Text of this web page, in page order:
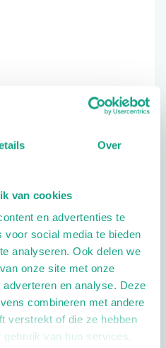
Over
van cookies
en advertenties te
voor social media te bieden
analyseren. Ook delen we
onze site met onze
en analyse. Deze
combineren met andere
verstrekt of die ze hebben
van hun services.